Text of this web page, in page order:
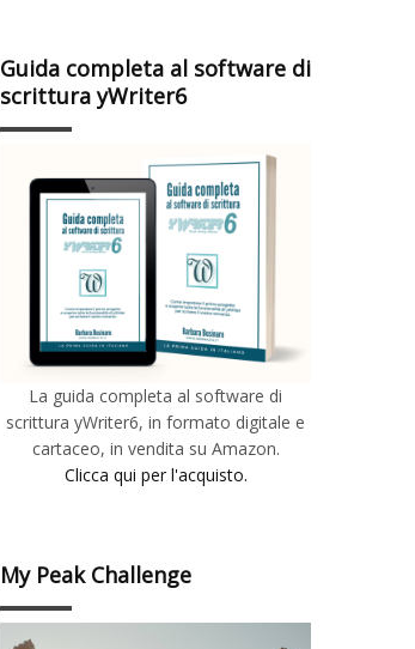
Guida completa al software di
scrittura yWriter6
La guida completa al software di
scrittura yWriter6, in formato digitale e
cartaceo, in vendita su Amazon.
Clicca qui per l'acquisto.
My Peak Challenge